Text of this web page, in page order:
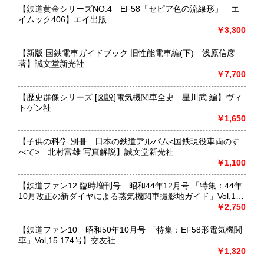
沿線名：★★電話・FAXでの在庫、状態確認及びご注文には
対応しません。お電話を頂いてもすべての方にメールでのお
営業時間：(平日)10:00-17:00
定休日：土日祝休/臨時休業有
★出張買取・郵送買取(※要事前相談)致します。
お気軽にご相談ください。
取り扱い分野
近代文献、趣味、サブカルチャー、古書一般（その他）
【鉄道黄金シリーズNO.4 EF58「セピア色の流線形」 エ
イムック406】エイ出版
￥3,300
【新版 国鉄電車ガイドブック 旧性能電車編(下) 浅原信彦
著】誠文堂新光社
￥7,700
【歴史群像シリーズ [図説]電気機関車全史 星川武 編】ヴィ
トゲン社
￥1,650
【子供の科学 別冊 日本の鉄道アルバム<国鉄現役車両のす
べて> 北村富雄 写真解説】誠文堂新光社
￥1,100
【鉄道ファン12 臨時増刊号 昭和44年12月号 「特集：44年
10月改正の新ダイヤによる蒸気機関車撮影地ガイド」Vol,19
￥2,750
【鉄道ファン10 昭和50年10月号 「特集：EF58形電気機関
車」Vol,15 174号】交友社
￥1,320